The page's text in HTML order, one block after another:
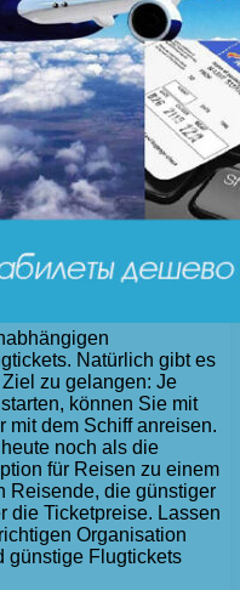
Natürlich gibt es
zu gelangen: Je
können Sie mit
mit dem Schiff anreisen.
noch als die
für Reisen zu einem
Reisende, die günstiger
die Ticketpreise. Lassen
Organisation
günstige Flugtickets